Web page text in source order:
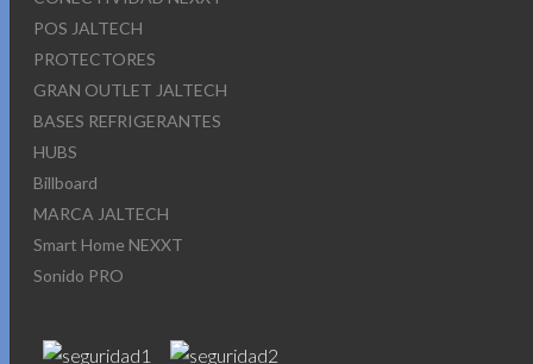
POS JALTECH
PROTECTORES
GRAN OUTLET JALTECH
BASES REFRIGERANTES
HUBS
Billboard
MARCA JALTECH
Smart Home NEXXT
Sonido PRO